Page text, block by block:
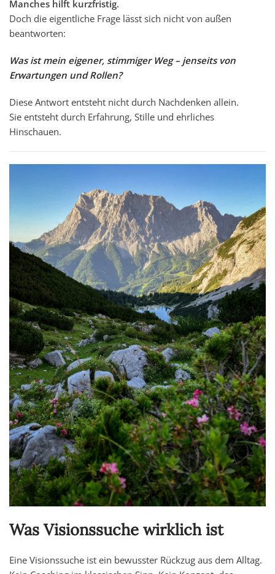
Manches hilft kurzfristig.
Doch die eigentliche Frage lässt sich nicht von außen
beantworten:
Was ist mein eigener, stimmiger Weg – jenseits von
Erwartungen und Rollen?
Diese Antwort entsteht nicht durch Nachdenken allein.
Sie entsteht durch Erfahrung, Stille und ehrliches
Hinschauen.
Was Visionssuche wirklich ist
Eine Visionssuche ist ein bewusster Rückzug aus dem Alltag.